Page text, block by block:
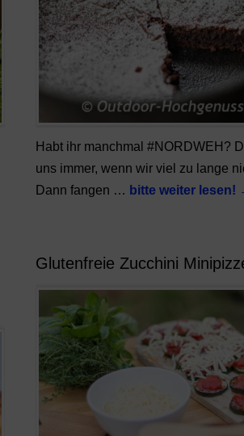
Habt ihr manchmal #NORDWEH?
uns immer, wenn wir viel zu lange
Dann fangen … bitte weiter lesen!
Glutenfreie Zucchini